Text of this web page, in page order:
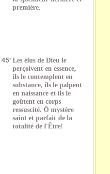
première.
45' Les élus de Dieu le
perçoivent en essence,
ils le contemplent en
substance, ils le palpent
en naissance et ils le
goûtent en corps
ressuscité. Ô mystère
saint et parfait de la
totalité de l'Être!